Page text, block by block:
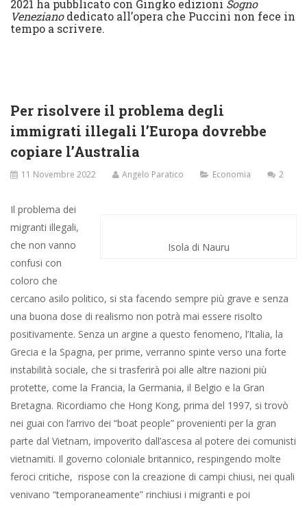
2021 ha pubblicato con Gingko edizioni Sogno
Venezianodedicato all’opera che Puccini non fece in
tempo a scrivere.
Per risolvere il problema degli
immigrati illegali l’Europa dovrebbe
copiare l’Australia
11 Novembre 2022 Angelo Paratico Economia 2
Isola di Nauru
Il problema dei
migranti illegali,
che non vanno
confusi con
coloro che
cercano asilo politico, si sta facendo sempre più grave e senza
una buona dose di realismo non potrà mai essere risolto
positivamente. Senza un argine a questo fenomeno, l’Italia, la
Grecia e la Spagna, per prime, verranno spinte verso una forte
instabilità sociale, che si trasferirà poi alle altre nazioni più
protette, come la Francia, la Germania, il Belgio e la Gran
Bretagna. Ricordiamo che Hong Kong, prima del 1997, si trovò
nei guai con l’arrivo dei “boat people” provenienti per la gran
parte dal Vietnam, impoverito dall’ascesa al potere dei comunisti
vietnamiti. Il governo coloniale britannico, respingendo molte
feroci critiche, rispose con la creazione di campi chiusi, nei quali
venivano “temporaneamente” rinchiusi i migranti e poi